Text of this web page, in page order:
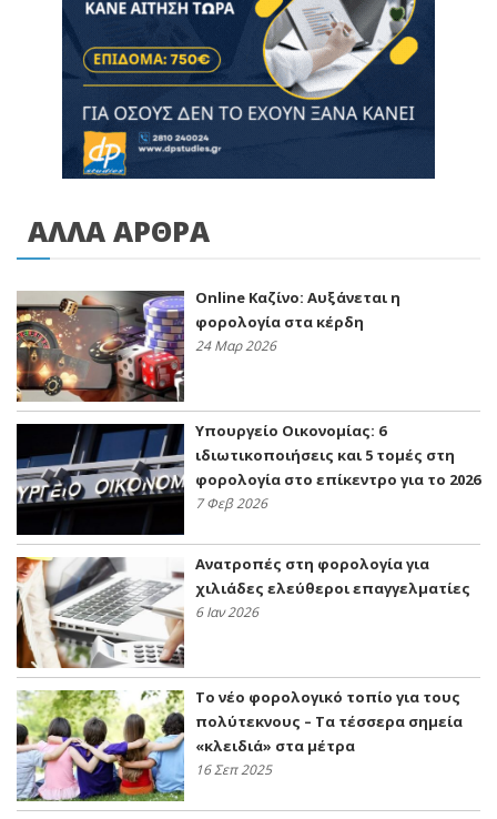
ΑΛΛΑ ΑΡΘΡΑ
Online Καζίνο: Αυξάνεται η
φορολογία στα κέρδη
24 Μαρ 2026
Υπουργείο Οικονομίας: 6
ιδιωτικοποιήσεις και 5 τομές στη
φορολογία στο επίκεντρο για το 2026
7 Φεβ 2026
Ανατροπές στη φορολογία για
χιλιάδες ελεύθεροι επαγγελματίες
6 Ιαν 2026
Το νέο φορολογικό τοπίο για τους
πολύτεκνους – Τα τέσσερα σημεία
«κλειδιά» στα μέτρα
16 Σεπ 2025